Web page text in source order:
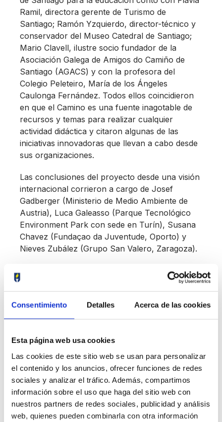
Consentimiento Detalles Acerca de las cookies
Esta página web usa cookies
Las cookies de este sitio web se usan para personalizar
el contenido y los anuncios, ofrecer funciones de redes
sociales y analizar el tráfico. Además, compartimos
información sobre el uso que haga del sitio web con
nuestros partners de redes sociales, publicidad y análisis
web, quienes pueden combinarla con otra información
Ramil, directora gerente de Turismo de
Santiago; Ramón Yzquierdo, director-técnico y
conservador del Museo Catedral de Santiago;
Mario Clavell, ilustre socio fundador de la
Asociación Galega de Amigos do Camiño de
Santiago (AGACS) y con la profesora del
Colegio Peleteiro, María de los Ángeles
Caulonga Fernández. Todos ellos coincidieron
en que el Camino es una fuente inagotable de
recursos y temas para realizar cualquier
actividad didáctica y citaron algunas de las
iniciativas innovadoras que llevan a cabo desde
sus organizaciones.
Las conclusiones del proyecto desde una visión
internacional corrieron a cargo de Josef
Gadberger (Ministerio de Medio Ambiente de
Austria), Luca Galeasso (Parque Tecnológico
Environment Park con sede en Turín), Susana
Chavez (Fundaçao da Juventude, Oporto) y
Nieves Zubález (Grupo San Valero, Zaragoza).
Las jornadas que se desarrollan esta semana en
España se unen a las ya realizados en otras
poblaciones europeas de Italia, Portugal y
Alemania. Los socios del proyecto que
acompañan a Grupo San Valero son:
Bundesministerium, respectivamente.
La clausura corrió a cargo de la comisaria del
Xacobeo, Cecilia Pereira Marimón, y del
concejal de Educación de Santiago, Rubén Prol,
agradeciendo la difusión y el desarrollo de este
proyecto con el Camino de Santiago como eje